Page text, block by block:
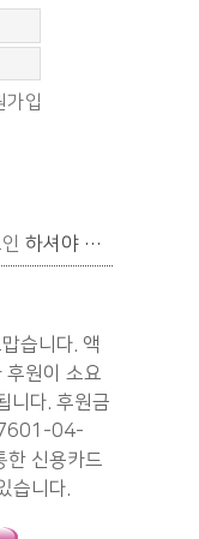
가입
하셔야 합니다.
습니다. 액
후원이 소요
니다. 후원금
04-
신용카드
습니다.